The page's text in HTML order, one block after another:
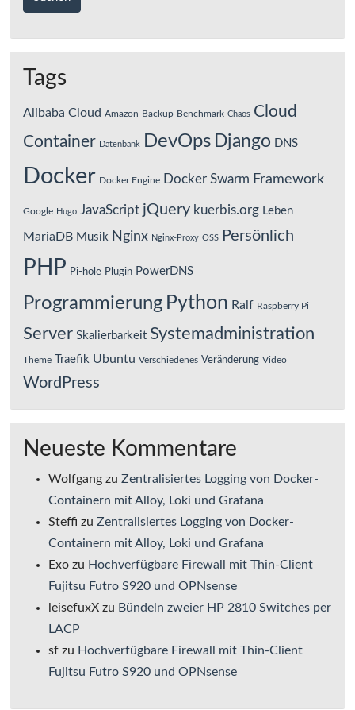
Tags
Alibaba Cloud Amazon Backup Benchmark Chaos Cloud
Container Datenbank DevOps Django DNS
Docker Docker Engine Docker Swarm Framework
Google Hugo JavaScript jQuery kuerbis.org Leben
MariaDB Musik Nginx Nginx-Proxy OSS Persönlich
PHP Pi-hole Plugin PowerDNS
Programmierung Python Ralf Raspberry Pi
Server Skalierbarkeit Systemadministration
Theme Traefik Ubuntu Verschiedenes Veränderung Video
WordPress
Neueste Kommentare
Wolfgang zu Zentralisiertes Logging von Docker-
Containern mit Alloy, Loki und Grafana
Steffi zu Zentralisiertes Logging von Docker-
Containern mit Alloy, Loki und Grafana
Exo zu Hochverfügbare Firewall mit Thin-Client
Fujitsu Futro S920 und OPNsense
leisefuxX zu Bündeln zweier HP 2810 Switches per
LACP
sf zu Hochverfügbare Firewall mit Thin-Client
Fujitsu Futro S920 und OPNsense